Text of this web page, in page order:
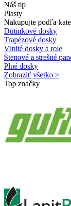
Náš tip
Plasty
Nakupujte podľa
Dutinkové dosky
Trapézové dosky
Vlnité dosky a role
Stenové a strešné
Plné dosky
Zobraziť všetko >
Top značky